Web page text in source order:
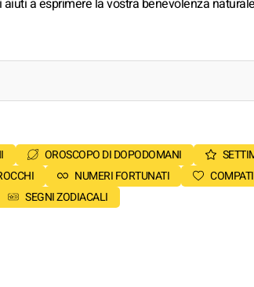
a esprimere la vostra benevolenza
OROSCOPO DI DOPODOMANI
NUMERI FORTUNATI
SEGNI ZODIACALI